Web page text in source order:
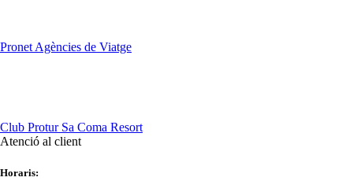
Pronet Agències de Viatge
Club Protur Sa Coma Resort
Atenció al client
Horaris: